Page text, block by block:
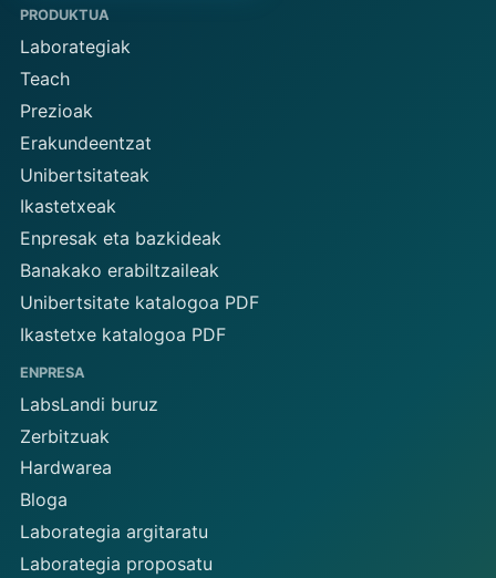
PRODUKTUA
Laborategiak
Teach
Prezioak
Erakundeentzat
Unibertsitateak
Ikastetxeak
Enpresak eta bazkideak
Banakako erabiltzaileak
Unibertsitate katalogoa PDF
Ikastetxe katalogoa PDF
ENPRESA
LabsLandi buruz
Zerbitzuak
Hardwarea
Bloga
Laborategia argitaratu
Laborategia proposatu